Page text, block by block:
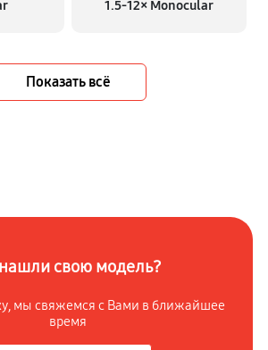
1.5‑12× Monocular
Показать всё
свою модель?
мы свяжемся с Вами в ближайшее
время